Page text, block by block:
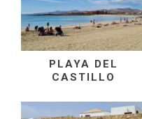
PLAYA DEL
CASTILLO